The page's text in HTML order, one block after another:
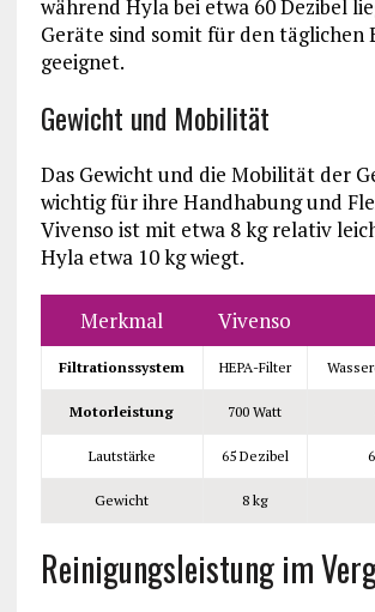
während Hyla bei etwa 60 Dezibel
Geräte sind somit für den täglichen
geeignet.
Gewicht und Mobilität
Das Gewicht und die Mobilität der
wichtig für ihre Handhabung und
Vivenso ist mit etwa 8 kg relativ
Hyla etwa 10 kg wiegt.
Merkmal Vivenso
Filtrationssystem HEPA-Filter
Motorleistung 700 Watt
Lautstärke 65 Dezibel
Gewicht 8 kg
Reinigungsleistung im